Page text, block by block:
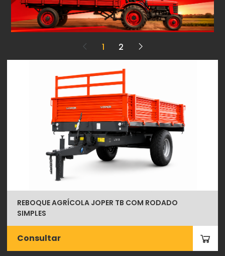
1 2
REBOQUE AGRÍCOLA JOPER TB COM RODADO
SIMPLES
Consultar